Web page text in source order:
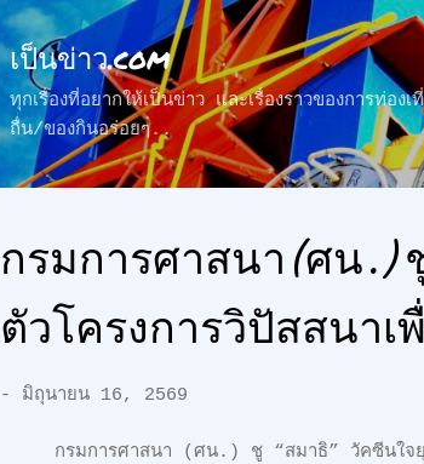
เป็นข่าว.com
ทุกเรื่องที่อยากให้เป็นข่าว และเรื่องราวของการ
ถื่น/ของกินอร่อยๆ..
กรมการศาสนา(ศน.)
ตัวโครงการวิปัสสนา
- มิถุนายน 16, 2569
กรมการศาสนา (ศน.) ชู “สมาธิ” วัคซีนใจยุค